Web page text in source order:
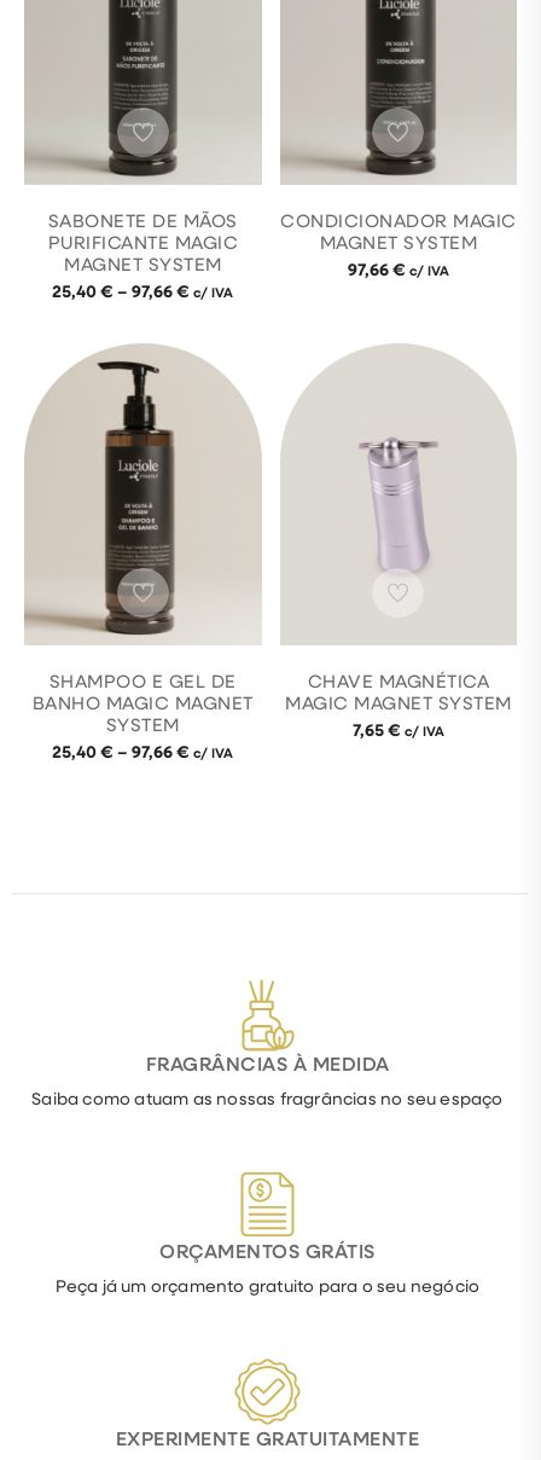
SABONETE DE MÃOS
PURIFICANTE MAGIC
MAGNET SYSTEM
25,40€ – 97,66€ c/ IVA
CONDICIONADOR MAGIC
MAGNET SYSTEM
97,66€ c/ IVA
SHAMPOO E GEL DE
BANHO MAGIC MAGNET
SYSTEM
25,40€ – 97,66€ c/ IVA
CHAVE MAGNÉTICA
MAGIC MAGNET SYSTEM
7,65€ c/ IVA
FRAGRÂNCIAS À MEDIDA
Saiba como atuam as nossas fragrâncias no seu espaço
ORÇAMENTOS GRÁTIS
Peça já um orçamento gratuito para o seu negócio
EXPERIMENTE GRATUITAMENTE